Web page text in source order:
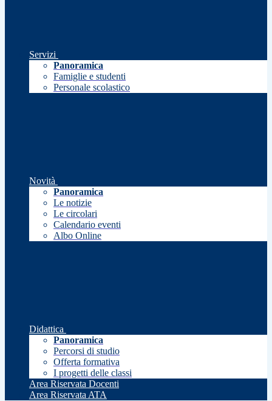
Servizi
Panoramica
Famiglie e studenti
Personale scolastico
Novità
Panoramica
Le notizie
Le circolari
Calendario eventi
Albo Online
Didattica
Panoramica
Percorsi di studio
Offerta formativa
I progetti delle classi
Area Riservata Docenti
Area Riservata ATA